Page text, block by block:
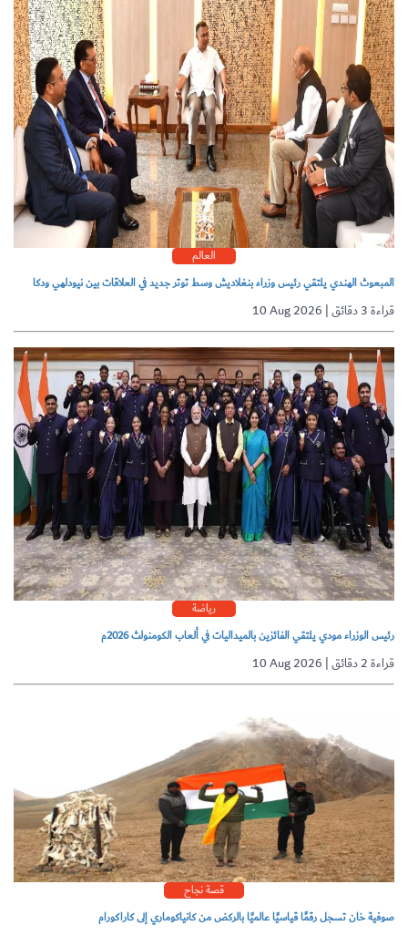
العالم
المبعوث الهندي يلتقي رئيس وزراء بنغلاديش وسط توتر جديد في العلاقات بين نيودلهي ودكا
10 Aug 2026 | قراءة 3 دقائق
رياضة
رئيس الوزراء مودي يلتقي الفائزين بالميداليات في ألعاب الكومنولث 2026م
10 Aug 2026 | قراءة 2 دقائق
قصة نجاح
صوفية خان تسجل رقمًا قياسيًا عالميًا بالركض من كانياكوماري إلى كاراكورام